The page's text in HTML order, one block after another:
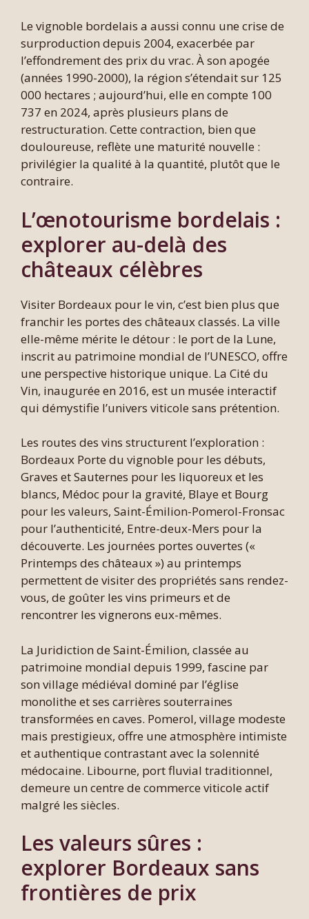
Le vignoble bordelais a aussi connu une crise de
surproduction depuis 2004, exacerbée par
l’effondrement des prix du vrac. À son apogée
(années 1990-2000), la région s’étendait sur 125
000 hectares ; aujourd’hui, elle en compte 100
737 en 2024, après plusieurs plans de
restructuration. Cette contraction, bien que
douloureuse, reflète une maturité nouvelle :
privilégier la qualité à la quantité, plutôt que le
contraire.
L’œnotourisme bordelais :
explorer au-delà des
châteaux célèbres
Visiter Bordeaux pour le vin, c’est bien plus que
franchir les portes des châteaux classés. La ville
elle-même mérite le détour : le port de la Lune,
inscrit au patrimoine mondial de l’UNESCO, offre
une perspective historique unique. La Cité du
Vin, inaugurée en 2016, est un musée interactif
qui démystifie l’univers viticole sans prétention.
Les routes des vins structurent l’exploration :
Bordeaux Porte du vignoble pour les débuts,
Graves et Sauternes pour les liquoreux et les
blancs, Médoc pour la gravité, Blaye et Bourg
pour les valeurs, Saint-Émilion-Pomerol-Fronsac
pour l’authenticité, Entre-deux-Mers pour la
découverte. Les journées portes ouvertes («
Printemps des châteaux ») au printemps
permettent de visiter des propriétés sans rendez-
vous, de goûter les vins primeurs et de
rencontrer les vignerons eux-mêmes.
La Juridiction de Saint-Émilion, classée au
patrimoine mondial depuis 1999, fascine par
son village médiéval dominé par l’église
monolithe et ses carrières souterraines
transformées en caves. Pomerol, village modeste
mais prestigieux, offre une atmosphère intimiste
et authentique contrastant avec la solennité
médocaine. Libourne, port fluvial traditionnel,
demeure un centre de commerce viticole actif
malgré les siècles.
Les valeurs sûres :
explorer Bordeaux sans
frontières de prix